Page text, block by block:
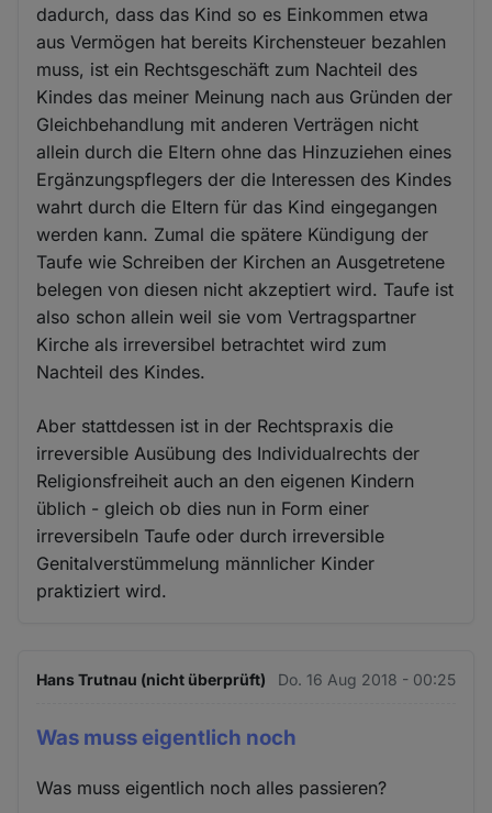
dadurch, dass das Kind so es Einkommen etwa
aus Vermögen hat bereits Kirchensteuer bezahlen
muss, ist ein Rechtsgeschäft zum Nachteil des
Kindes das meiner Meinung nach aus Gründen der
Gleichbehandlung mit anderen Verträgen nicht
allein durch die Eltern ohne das Hinzuziehen eines
Ergänzungspflegers der die Interessen des Kindes
wahrt durch die Eltern für das Kind eingegangen
werden kann. Zumal die spätere Kündigung der
Taufe wie Schreiben der Kirchen an Ausgetretene
belegen von diesen nicht akzeptiert wird. Taufe ist
also schon allein weil sie vom Vertragspartner
Kirche als irreversibel betrachtet wird zum
Nachteil des Kindes.
Aber stattdessen ist in der Rechtspraxis die
irreversible Ausübung des Individualrechts der
Religionsfreiheit auch an den eigenen Kindern
üblich - gleich ob dies nun in Form einer
irreversibeln Taufe oder durch irreversible
Genitalverstümmelung männlicher Kinder
praktiziert wird.
Hans Trutnau (nicht überprüft) Do. 16 Aug 2018 - 00:25
Was muss eigentlich noch
Was muss eigentlich noch alles passieren?